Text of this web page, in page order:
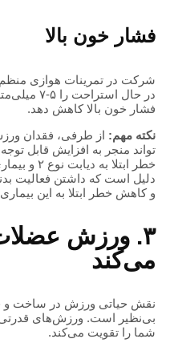
فشار خون بالا
شرکت در تمرینات هوازی
در حال
فشار خون بالا کاهش دهد.
نکته مهم: از طرفی، فقدان
تواند منجر به افزایش قابل
خطر ابتلا
دلیل است که داشتن فعالیت
و کاهش خطر ابتلا به این
۳. ورزش
می‌کند
نقش حیاتی ورزش در ساخت و
بی‌نظیر است. ورزش‌های قدرتی
شما را تقویت می‌کند.